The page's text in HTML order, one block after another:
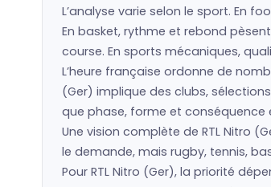
L’analyse varie selon le sport. En
En basket, rythme et rebond
course. En sports mécaniques,
L’heure française ordonne de
(Ger) implique des clubs,
que phase, forme et conséquence
Une vision complète de RTL Nitro
le demande, mais rugby, tennis,
Pour RTL Nitro (Ger), la priorité